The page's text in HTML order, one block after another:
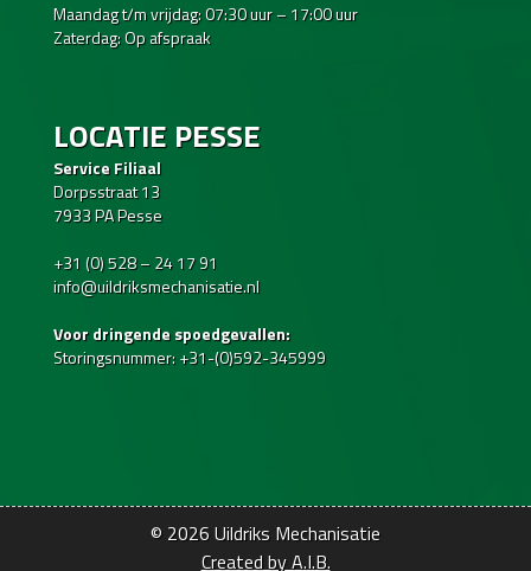
Maandag t/m vrijdag: 07:30 uur – 17:00 uur
Zaterdag: Op afspraak
LOCATIE PESSE
Service Filiaal
Dorpsstraat 13
7933 PA Pesse
+31 (0) 528 – 24 17 91
info@uildriksmechanisatie.nl
Voor dringende spoedgevallen:
Storingsnummer: +31-(0)592-345999
© 2026Uildriks Mechanisatie
Created by A.I.B.